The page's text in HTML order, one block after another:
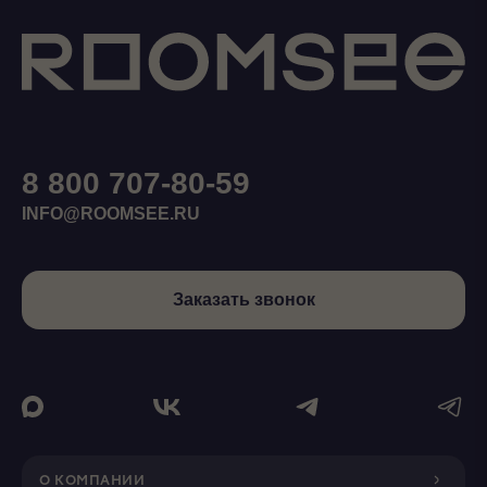
О КОМПАНИИ
8 800 707-80-59
INFO@ROOMSEE.RU
Заказать звонок